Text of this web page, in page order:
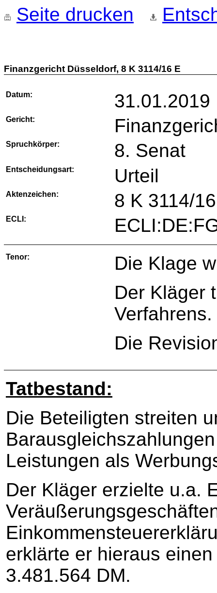
Seite drucken
Finanzgericht Düsseldorf, 8 K 3114/16 E
Datum: 31.01.2019
Gericht:
Spruchkörper: 8. Senat
Entscheidungsart: Urteil
Aktenzeichen: 8 K 3114/
ECLI:
Tenor:
Die Klage
Der Kläger
Verfahrens.
Die
Tatbestand:
Die Beteiligten streiten
Leistungen als
Der Kläger erzielte u.a.
erklärte er hieraus
3.481.564 DM.